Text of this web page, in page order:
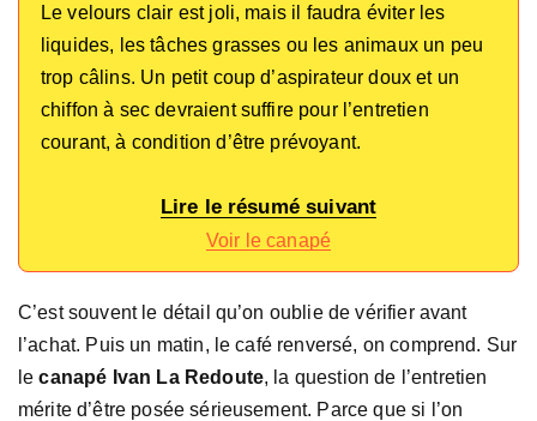
Le velours clair est joli, mais il faudra éviter les
liquides, les tâches grasses ou les animaux un peu
trop câlins. Un petit coup d’aspirateur doux et un
chiffon à sec devraient suffire pour l’entretien
courant, à condition d’être prévoyant.
Lire le résumé suivant
Voir le canapé
C’est souvent le détail qu’on oublie de vérifier avant
l’achat. Puis un matin, le café renversé, on comprend. Sur
lecanapé Ivan La Redoute, la question de l’entretien
mérite d’être posée sérieusement. Parce que si l’on